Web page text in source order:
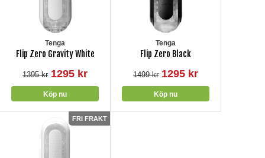
1395 kr 1295 kr
Tenga
Flip Zero Gravity White
1499 kr 1295 kr
Tenga
Flip Zero Black